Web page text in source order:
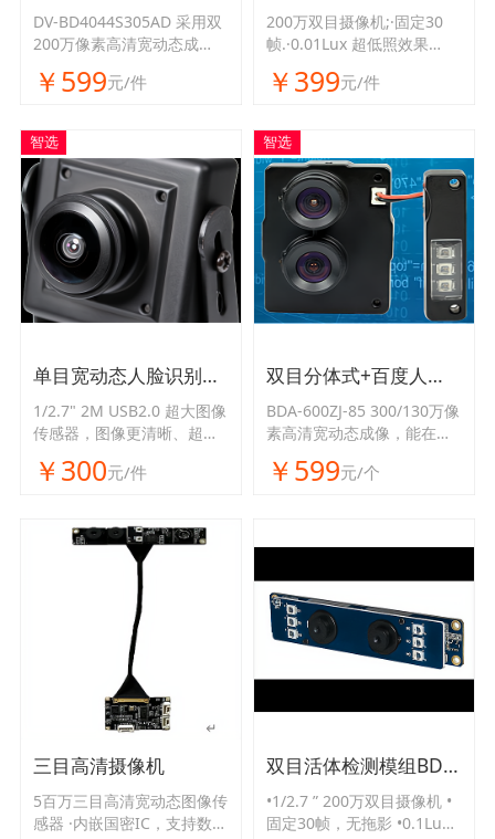
DV-BD4044S305AD 采用双
200万像素高清宽动态成
清晰成像，超低功率，支持
￥599元/件
200万双目摄像机;·固定30
帧.·0.01Lux 超低照效果
性更强！
￥399元/件
智选
单目宽动态人脸识别相机
1/2.7" 2M USB2.0 超大图像
传感器，图像更清晰、超宽
境，支持人脸识别算法
￥300元/件
智选
双目分体式+百度人脸识别SDK
BDA-600ZJ-85 300/130万像
素高清宽动态成像，能在各
超低功率，支持活体检测和
￥599元/个
三目高清摄像机
5百万三目高清宽动态图像传
感器 ·内嵌国密IC，支持数据
双目活体检测模组BD-2701
•1/2.7 ” 200万双目摄像机 •
固定30帧，无拖影 •0.1Lux